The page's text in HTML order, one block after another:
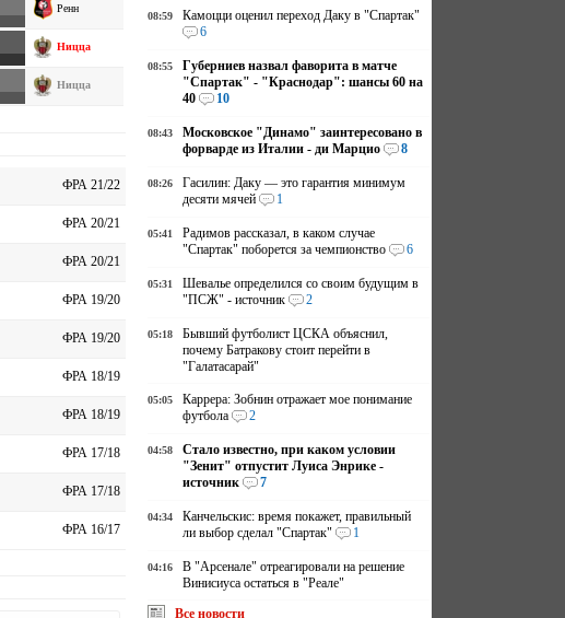
Ренн
Ницца
Ницца
ФРА 21/22
ФРА 20/21
ФРА 20/21
ФРА 19/20
ФРА 19/20
ФРА 18/19
ФРА 18/19
ФРА 17/18
ФРА 17/18
ФРА 16/17
08:59
Камоцци оценил переход Даку в "Спартак"
6
08:55
Губерниев назвал фаворита в матче
"Спартак" - "Краснодар": шансы 60 на
40
10
08:43
Московское "Динамо" заинтересовано в
форварде из Италии - ди Марцио
8
08:26
Гасилин: Даку — это гарантия минимум
десяти мячей
1
05:41
Радимов рассказал, в каком случае
"Спартак" поборется за чемпионство
6
05:31
Шевалье определился со своим будущим в
"ПСЖ" - источник
2
05:18
Бывший футболист ЦСКА объяснил,
почему Батракову стоит перейти в
"Галатасарай"
05:05
Каррера: Зобнин отражает мое понимание
футбола
2
04:58
Стало известно, при каком условии
"Зенит" отпустит Луиса Энрике -
источник
7
04:34
Канчельскис: время покажет, правильный
ли выбор сделал "Спартак"
1
04:16
В "Арсенале" отреагировали на решение
Винисиуса остаться в "Реале"
Все новости